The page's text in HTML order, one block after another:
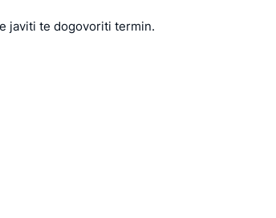
javiti te dogovoriti termin.